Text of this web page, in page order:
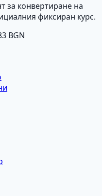
за конвертиране на
фиксиран курс.
BGN